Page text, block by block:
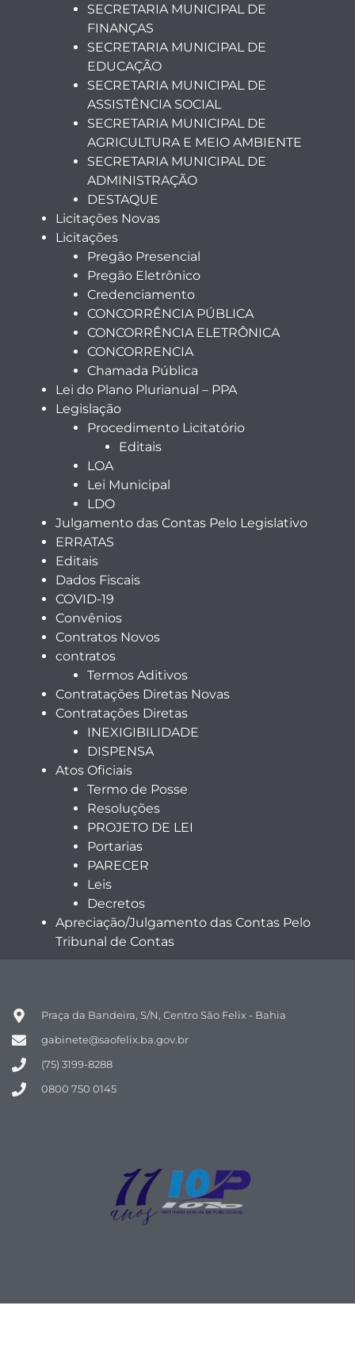
SECRETARIA MUNICIPAL DE
FINANÇAS
SECRETARIA MUNICIPAL DE
EDUCAÇÃO
SECRETARIA MUNICIPAL DE
ASSISTÊNCIA SOCIAL
SECRETARIA MUNICIPAL DE
AGRICULTURA E MEIO AMBIENTE
SECRETARIA MUNICIPAL DE
ADMINISTRAÇÃO
DESTAQUE
Licitações Novas
Licitações
Pregão Presencial
Pregão Eletrônico
Credenciamento
CONCORRÊNCIA PÚBLICA
CONCORRÊNCIA ELETRÔNICA
CONCORRENCIA
Chamada Pública
Lei do Plano Plurianual – PPA
Legislação
Procedimento Licitatório
Editais
LOA
Lei Municipal
LDO
Julgamento das Contas Pelo Legislativo
ERRATAS
Editais
Dados Fiscais
COVID-19
Convênios
Contratos Novos
contratos
Termos Aditivos
Contratações Diretas Novas
Contratações Diretas
INEXIGIBILIDADE
DISPENSA
Atos Oficiais
Termo de Posse
Resoluções
PROJETO DE LEI
Portarias
PARECER
Leis
Decretos
Apreciação/Julgamento das Contas Pelo
Tribunal de Contas
Praça da Bandeira, S/N, Centro São Felix - Bahia
gabinete@saofelix.ba.gov.br
(75) 3199-8288
0800 750 0145